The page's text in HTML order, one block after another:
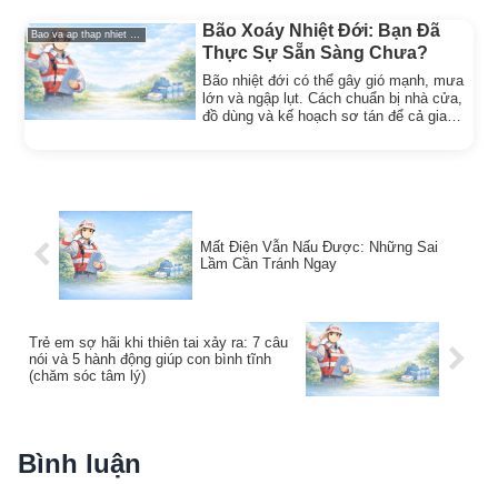
Bão Xoáy Nhiệt Đới: Bạn Đã
Thực Sự Sẵn Sàng Chưa?
Bão nhiệt đới có thể gây gió mạnh, mưa
lớn và ngập lụt. Cách chuẩn bị nhà cửa,
đồ dùng và kế hoạch sơ tán để cả gia
Mất Điện Vẫn Nấu Được: Những Sai
Lầm Cần Tránh Ngay
Trẻ em sợ hãi khi thiên tai xảy ra: 7 câu
nói và 5 hành động giúp con bình tĩnh
(chăm sóc tâm lý)
Bình luận